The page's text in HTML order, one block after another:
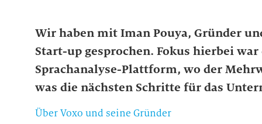
Wir haben mit Iman Pouya, Gründer
Start-up gesprochen. Fokus hierbei
Sprachanalyse-Plattform, wo der
was die nächsten Schritte für das
Über Voxo und seine Gründer